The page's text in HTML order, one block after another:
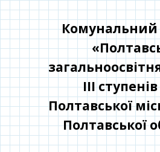
до
контенту
Комунальний
ІІІ
Полтавської
Полтавської